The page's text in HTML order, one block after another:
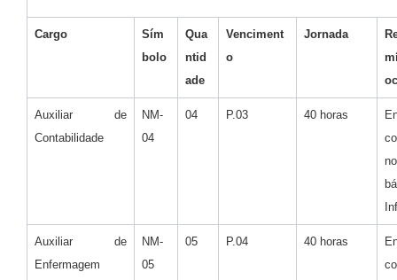
Cargo
Sím
bolo
Qua
ntid
ade
Venciment
o
Jornada
Auxiliar de
Contabilidade
NM-
04
04 P.03 40 horas
Auxiliar de
Enfermagem
NM-
05
05 P.04 40 horas